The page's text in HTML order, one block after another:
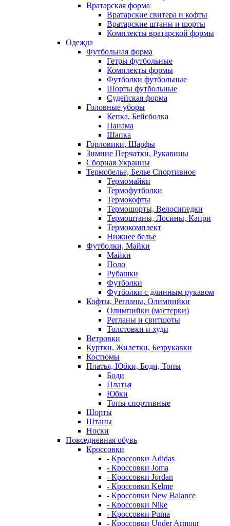
Вратарская форма
Вратарские свитера и кофты
Вратарские штаны и шорты
Комплекты вратарской формы
Одежда
Футбольная форма
Гетры футбольные
Комплекты формы
Футболки футбольные
Шорты футбольные
Судейская форма
Головные уборы
Кепка, Бейсболка
Панама
Шапка
Горловики, Шарфы
Зимние Перчатки, Рукавицы
Сборная Украины
Термобелье, Белье Спортивное
Термомайки
Термофутболки
Термокофты
Термошорты, Велосипедки
Термоштаны, Лосины, Капри
Термокомплект
Нижнее белье
Футболки, Майки
Майки
Поло
Рубашки
Футболки
Футболки с длинным рукавом
Кофты, Регланы, Олимпийки
Олимпийки (мастерки)
Регланы и свитшоты
Толстовки и худи
Ветровки
Куртки, Жилетки, Безрукавки
Костюмы
Платья, Юбки, Боди, Топы
Боди
Платья
Юбки
Топы спортивные
Шорты
Штаны
Носки
Повседневная обувь
Кроссовки
- Кроссовки Adidas
- Кроссовки Joma
- Кроссовки Jordan
- Кроссовки Kelme
- Кроссовки New Balance
- Кроссовки Nike
- Кроссовки Puma
- Кроссовки Under Armour